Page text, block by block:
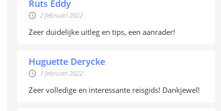
Ruts Eddy
2 februari 2022
Zeer duidelijke uitleg en tips, een aanrader!
Huguette Derycke
1 februari 2022
Zeer volledige en interessante reisgids! Dankjewel!